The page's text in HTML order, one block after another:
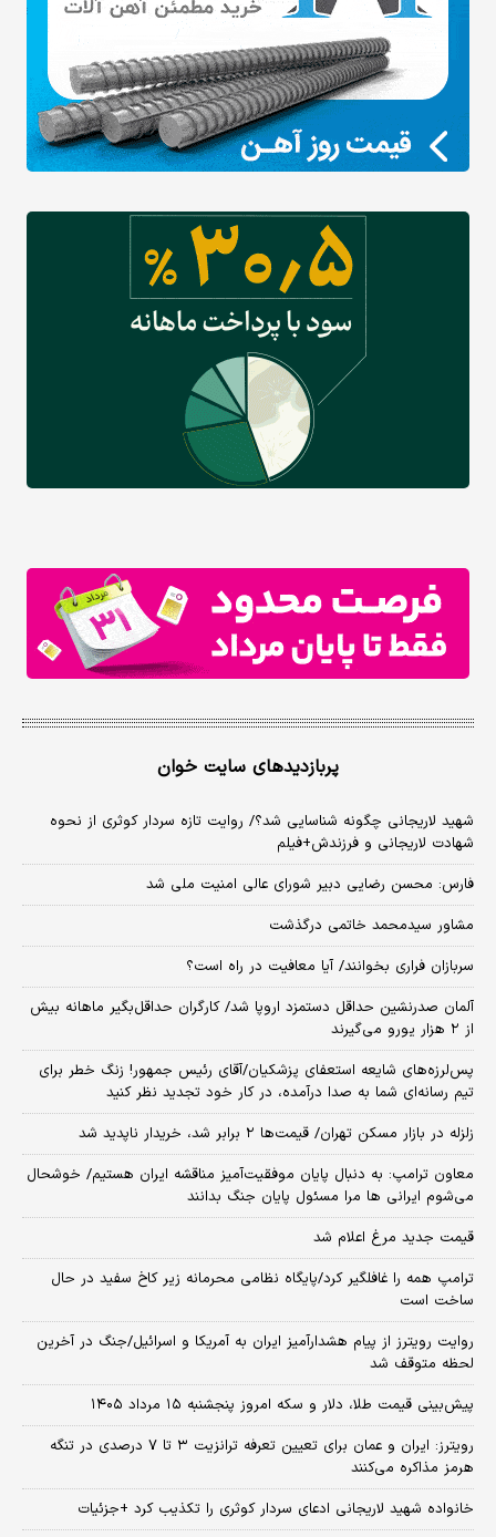
پربازدیدهای سایت خوان
شهید لاریجانی چگونه شناسایی شد؟/ روایت تازه سردار کوثری از نحوه
شهادت لاریجانی و فرزندش+فیلم
فارس: محسن رضایی دبیر شورای عالی امنیت ملی شد
مشاور سیدمحمد خاتمی درگذشت
سربازان فراری بخوانند/ آیا معافیت در راه است؟
آلمان صدرنشین حداقل دستمزد اروپا شد/ کارگران حداقل‌بگیر ماهانه بیش
از ۲ هزار یورو می‌گیرند
پس‌لرزه‌های شایعه استعفای پزشکیان/آقای رئیس جمهور! زنگ خطر برای
تیم رسانه‌ای شما به صدا درآمده، در کار خود تجدید نظر کنید
زلزله در بازار مسکن تهران/ قیمت‌ها ۲ برابر شد، خریدار ناپدید شد
معاون ترامپ: به دنبال پایان موفقیت‌آمیز مناقشه ایران هستیم/ خوشحال
می‌شوم ایرانی ها مرا مسئول پایان جنگ بدانند
قیمت جدید مرغ اعلام شد
ترامپ همه را غافلگیر کرد/پایگاه نظامی محرمانه زیر کاخ سفید در حال
ساخت است
روایت رویترز از پیام هشدارآمیز ایران به آمریکا و اسرائیل/جنگ در آخرین
لحظه متوقف شد
پیش‌بینی قیمت طلا، دلار و سکه امروز پنجشنبه ۱۵ مرداد ۱۴۰۵
رویترز: ایران و عمان برای تعیین تعرفه ترانزیت ۳ تا ۷ درصدی در تنگه
هرمز مذاکره می‌کنند
خانواده شهید لاریجانی ادعای سردار کوثری را تکذیب کرد +جزئیات